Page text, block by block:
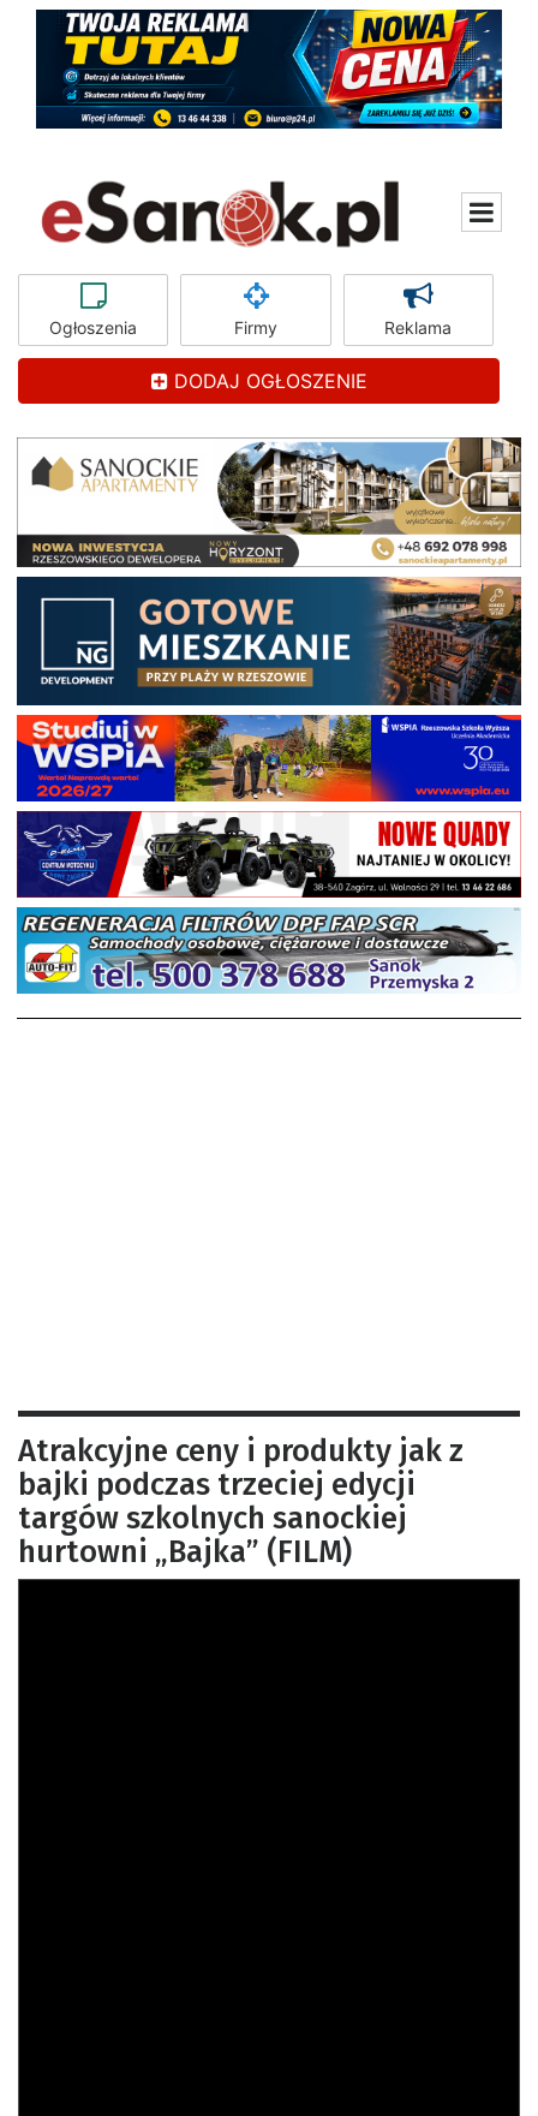
Ogłoszenia Firmy Reklama
DODAJ OGŁOSZENIE
Atrakcyjne ceny i produkty jak z
bajki podczas trzeciej edycji
targów szkolnych sanockiej
hurtowni „Bajka” (FILM)